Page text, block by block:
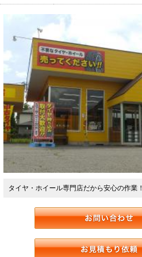
タイヤ・ホイール専門店だから安心の作業！